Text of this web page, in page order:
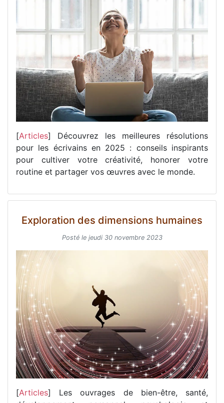
[Articles] Découvrez les meilleures résolutions
pour les écrivains en 2025 : conseils inspirants
pour cultiver votre créativité, honorer votre
routine et partager vos œuvres avec le monde.
Exploration des dimensions humaines
Posté le jeudi 30 novembre 2023
[Articles] Les ouvrages de bien-être, santé,